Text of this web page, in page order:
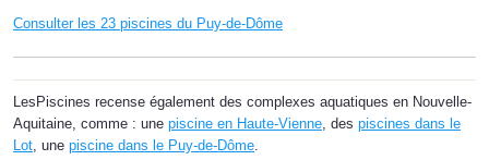
Consulter les 23 piscines du Puy-de-Dôme
LesPiscines recense également des complexes aquatiques en Nouvelle-
Aquitaine, comme : une piscine en Haute-Vienne, des piscines dans le
Lot, une piscine dans le Puy-de-Dôme.